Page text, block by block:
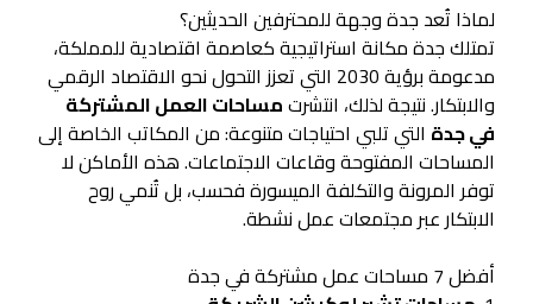
لماذا تُعد جدة وجهة للمحترفين الحديثين؟
تمتلك جدة مكانة استراتيجية كعاصمة اقتصادية للمملكة،
مدعومة برؤية 2030 التي تعزز التحول نحو الاقتصاد الرقمي
والابتكار. نتيجة لذلك، انتشرتمساحات العمل المشتركة
في جدة التي تلبي احتياجات متنوعة: من المكاتب الخاصة إلى
المساحات المفتوحة وقاعات الاجتماعات. هذه الأماكن لا
توفر المرونة والتكلفة الميسورة فحسب، بل تُنمي روح
الابتكار عبر مجتمعات عمل نشطة.
أفضل 7 مساحات عمل مشتركة في جدة